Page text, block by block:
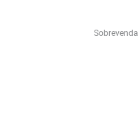
Sobrevenda